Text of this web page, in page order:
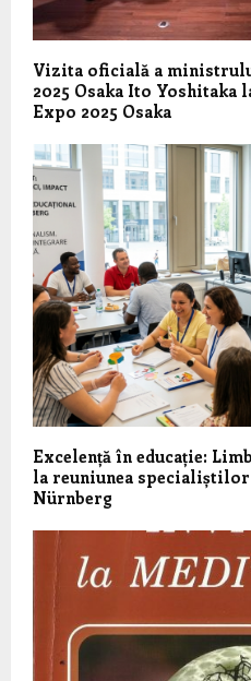
Vizita oficială a
2025 Osaka Ito
Expo 2025 Osaka
Excelență în educație:
la reuniunea
Nürnberg